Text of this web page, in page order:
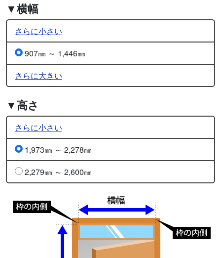
▼横幅
さらに小さい
907㎜ ～ 1,446㎜
さらに大きい
▼高さ
さらに小さい
1,973㎜ ～ 2,278㎜
2,279㎜ ～ 2,600㎜